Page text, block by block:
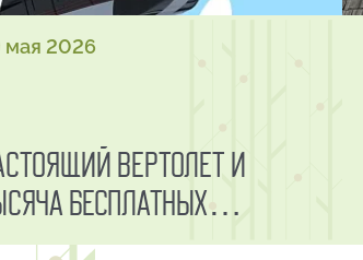
мая 2026
вертолет и
бесплатных